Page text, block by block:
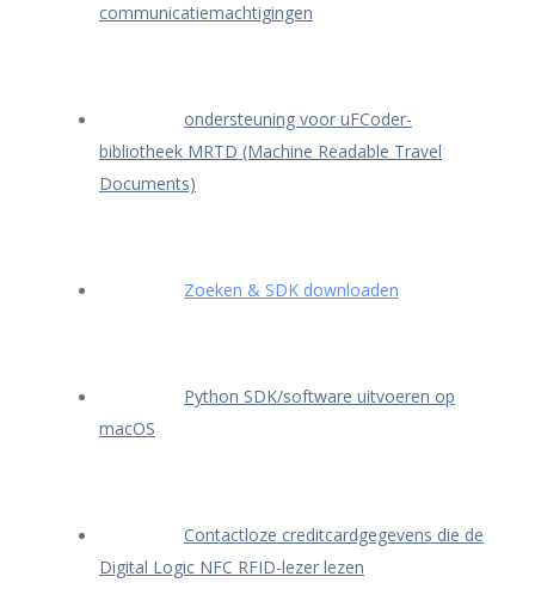
communicatiemachtigingen
ondersteuning voor uFCoder-
bibliotheek MRTD (Machine Readable Travel
Documents)
Zoeken & SDK downloaden
Python SDK/software uitvoeren op
macOS
Contactloze creditcardgegevens die de
Digital Logic NFC RFID-lezer lezen